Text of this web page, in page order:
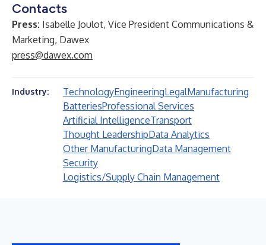
Contacts
Press: Isabelle Joulot, Vice President Communications &
Marketing, Dawex
press@dawex.com
Industry: TechnologyEngineeringLegalManufacturing
BatteriesProfessional Services
Artificial IntelligenceTransport
Thought LeadershipData Analytics
Other ManufacturingData Management
Security
Logistics/Supply Chain Management